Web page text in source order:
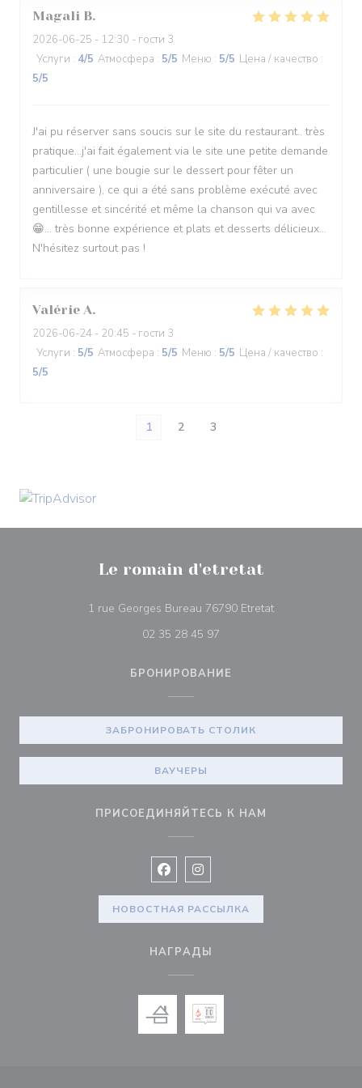
Magali B
2026-06-25 - 12:30 - гости 3
Услуги : 4/5 Атмосфера : 5/5 Меню : 5/5 Цена / качество :
5/5
J'ai pu réserver sans soucis sur le site du restaurant.. très
pratique...j'ai fait également via le site une petite demande
particulier ( une bougie sur le dessert pour fêter un
anniversaire ), ce qui a été sans problème exécuté avec
gentillesse et sincérité et même la chanson qui va avec
😁... très bonne expérience et plats et desserts délicieux...
N'hésitez surtout pas !
Valérie A
2026-06-24 - 20:45 - гости 3
Услуги : 5/5 Атмосфера : 5/5 Меню : 5/5 Цена / качество :
5/5
1 2 3
Le romain d'etretat
1 rue Georges Bureau 76790 Etretat((открывается
02 35 28 45 97
БРОНИРОВАНИЕ
ЗАБРОНИРОВАТЬ СТОЛИК
ВАУЧЕРЫ
ПРИСОЕДИНЯЙТЕСЬ К НАМ
Facebook ((открывается в новом
Instagram ((открывается в
НОВОСТНАЯ РАССЫЛКА
НАГРАДЫ